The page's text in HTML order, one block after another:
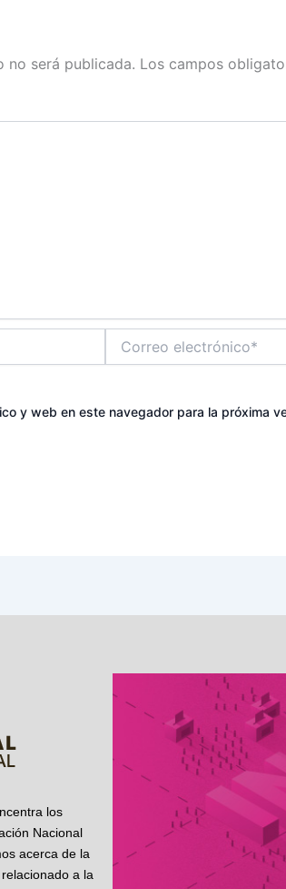
no será publicada. Los campos
electrónico*
y web en este navegador para la próxima
los
Nacional
acerca de la
a la